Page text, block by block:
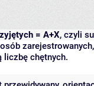
= A+X, czyli
liczbę chętnych.